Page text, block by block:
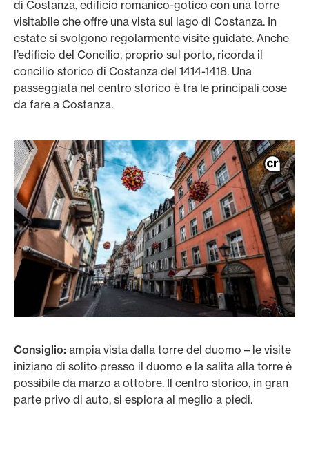
di Costanza, edificio romanico-gotico con una torre
visitabile che offre una vista sul lago di Costanza. In
estate si svolgono regolarmente visite guidate. Anche
l’edificio del Concilio, proprio sul porto, ricorda il
concilio storico di Costanza del 1414-1418. Una
passeggiata nel centro storico è tra le principali cose
da fare a Costanza.
Consiglio: ampia vista dalla torre del duomo – le visite
iniziano di solito presso il duomo e la salita alla torre è
possibile da marzo a ottobre. Il centro storico, in gran
parte privo di auto, si esplora al meglio a piedi.